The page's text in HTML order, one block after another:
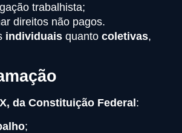
trabalhista;
direitos não pagos.
individuais quanto coletivas,
da Constituição Federal :
;